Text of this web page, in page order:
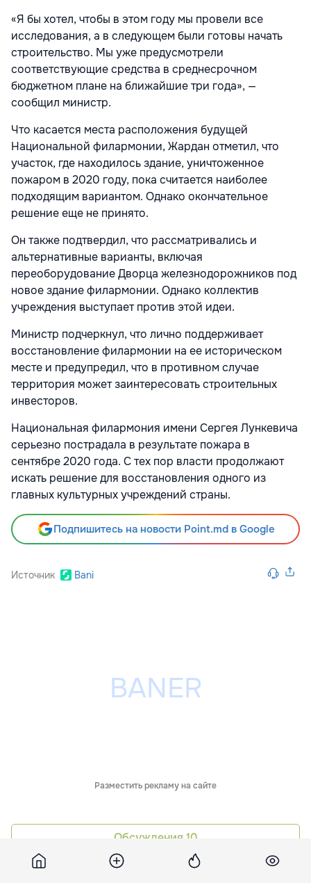
«Я бы хотел, чтобы в этом году мы провели все
исследования, а в следующем были готовы начать
строительство. Мы уже предусмотрели
соответствующие средства в среднесрочном
бюджетном плане на ближайшие три года», —
сообщил министр.
Что касается места расположения будущей
Национальной филармонии, Жардан отметил, что
участок, где находилось здание, уничтоженное
пожаром в 2020 году, пока считается наиболее
подходящим вариантом. Однако окончательное
решение еще не принято.
Он также подтвердил, что рассматривались и
альтернативные варианты, включая
переоборудование Дворца железнодорожников под
новое здание филармонии. Однако коллектив
учреждения выступает против этой идеи.
Министр подчеркнул, что лично поддерживает
восстановление филармонии на ее историческом
месте и предупредил, что в противном случае
территория может заинтересовать строительных
инвесторов.
Национальная филармония имени Сергея Лункевича
серьезно пострадала в результате пожара в
сентябре 2020 года. С тех пор власти продолжают
искать решение для восстановления одного из
главных культурных учреждений страны.
Подпишитесь на новости Point.md в Google
Источник Bani
Разместить рекламу на сайте
Обсуждения 10